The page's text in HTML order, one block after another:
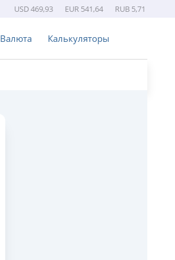
USD 469,93 EUR 541,64 RUB 5,71
Валюта Калькуляторы